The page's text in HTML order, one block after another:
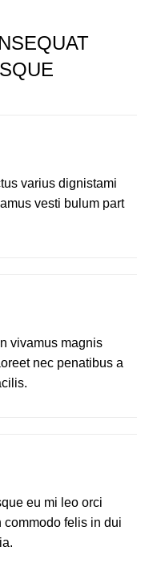
varius dignistami
vesti bulum part
vivamus magnis
nec penatibus a
eu mi leo orci
commodo felis in dui